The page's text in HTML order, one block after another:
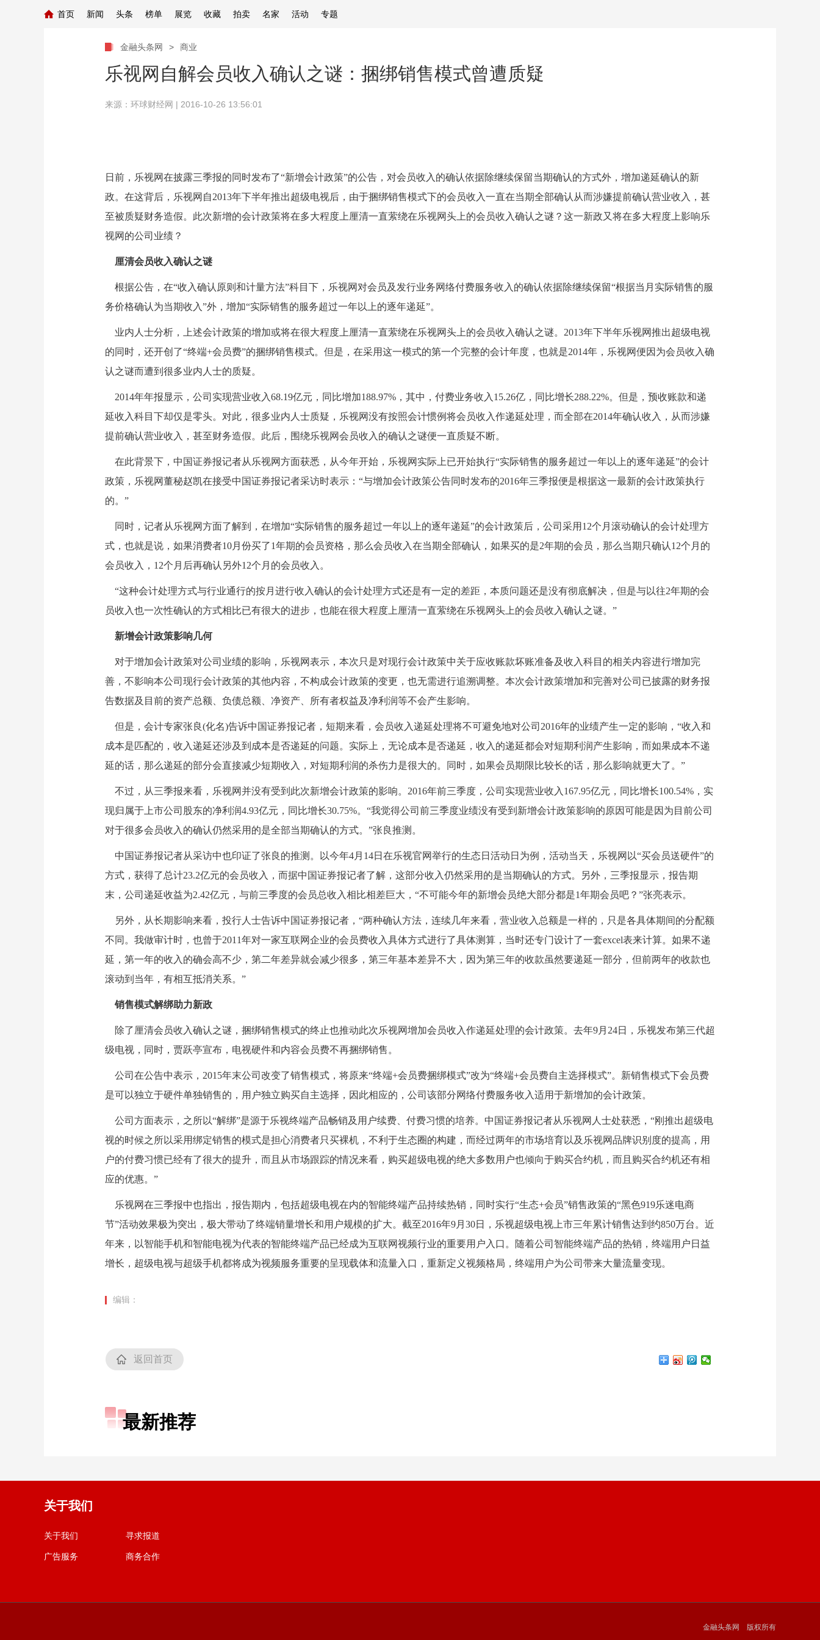
首页 新闻 头条 榜单 展览 收藏 拍卖 名家 活动 专题
金融头条网 > 商业
乐视网自解会员收入确认之谜：捆绑销售模式曾遭质疑
来源： 环球财经网 | 2016-10-26 13:56:01
日前，乐视网在披露三季报的同时发布了“新增会计政策”的公告，对会员收入的确认依据除继续保留当期确认的方式外，增加递延确认的新
政。在这背后，乐视网自2013年下半年推出超级电视后，由于捆绑销售模式下的会员收入一直在当期全部确认从而涉嫌提前确认营业收入，甚
至被质疑财务造假。此次新增的会计政策将在多大程度上厘清一直萦绕在乐视网头上的会员收入确认之谜？这一新政又将在多大程度上影响乐
视网的公司业绩？
厘清会员收入确认之谜
根据公告，在“收入确认原则和计量方法”科目下，乐视网对会员及发行业务网络付费服务收入的确认依据除继续保留“根据当月实际销售的服
务价格确认为当期收入”外，增加“实际销售的服务超过一年以上的逐年递延”。
业内人士分析，上述会计政策的增加或将在很大程度上厘清一直萦绕在乐视网头上的会员收入确认之谜。2013年下半年乐视网推出超级电视
的同时，还开创了“终端+会员费”的捆绑销售模式。但是，在采用这一模式的第一个完整的会计年度，也就是2014年，乐视网便因为会员收入确
认之谜而遭到很多业内人士的质疑。
2014年年报显示，公司实现营业收入68.19亿元，同比增加188.97%，其中，付费业务收入15.26亿，同比增长288.22%。但是，预收账款和递
延收入科目下却仅是零头。对此，很多业内人士质疑，乐视网没有按照会计惯例将会员收入作递延处理，而全部在2014年确认收入，从而涉嫌
提前确认营业收入，甚至财务造假。此后，围绕乐视网会员收入的确认之谜便一直质疑不断。
在此背景下，中国证券报记者从乐视网方面获悉，从今年开始，乐视网实际上已开始执行“实际销售的服务超过一年以上的逐年递延”的会计
政策，乐视网董秘赵凯在接受中国证券报记者采访时表示：“与增加会计政策公告同时发布的2016年三季报便是根据这一最新的会计政策执行
的。”
同时，记者从乐视网方面了解到，在增加“实际销售的服务超过一年以上的逐年递延”的会计政策后，公司采用12个月滚动确认的会计处理方
式，也就是说，如果消费者10月份买了1年期的会员资格，那么会员收入在当期全部确认，如果买的是2年期的会员，那么当期只确认12个月的
会员收入，12个月后再确认另外12个月的会员收入。
“这种会计处理方式与行业通行的按月进行收入确认的会计处理方式还是有一定的差距，本质问题还是没有彻底解决，但是与以往2年期的会
员收入也一次性确认的方式相比已有很大的进步，也能在很大程度上厘清一直萦绕在乐视网头上的会员收入确认之谜。”
新增会计政策影响几何
对于增加会计政策对公司业绩的影响，乐视网表示，本次只是对现行会计政策中关于应收账款坏账准备及收入科目的相关内容进行增加完
善，不影响本公司现行会计政策的其他内容，不构成会计政策的变更，也无需进行追溯调整。本次会计政策增加和完善对公司已披露的财务报
告数据及目前的资产总额、负债总额、净资产、所有者权益及净利润等不会产生影响。
但是，会计专家张良(化名)告诉中国证券报记者，短期来看，会员收入递延处理将不可避免地对公司2016年的业绩产生一定的影响，“收入和
成本是匹配的，收入递延还涉及到成本是否递延的问题。实际上，无论成本是否递延，收入的递延都会对短期利润产生影响，而如果成本不递
延的话，那么递延的部分会直接减少短期收入，对短期利润的杀伤力是很大的。同时，如果会员期限比较长的话，那么影响就更大了。”
不过，从三季报来看，乐视网并没有受到此次新增会计政策的影响。2016年前三季度，公司实现营业收入167.95亿元，同比增长100.54%，实
现归属于上市公司股东的净利润4.93亿元，同比增长30.75%。“我觉得公司前三季度业绩没有受到新增会计政策影响的原因可能是因为目前公司
对于很多会员收入的确认仍然采用的是全部当期确认的方式。”张良推测。
中国证券报记者从采访中也印证了张良的推测。以今年4月14日在乐视官网举行的生态日活动日为例，活动当天，乐视网以“买会员送硬件”的
方式，获得了总计23.2亿元的会员收入，而据中国证券报记者了解，这部分收入仍然采用的是当期确认的方式。另外，三季报显示，报告期
末，公司递延收益为2.42亿元，与前三季度的会员总收入相比相差巨大，“不可能今年的新增会员绝大部分都是1年期会员吧？”张亮表示。
另外，从长期影响来看，投行人士告诉中国证券报记者，“两种确认方法，连续几年来看，营业收入总额是一样的，只是各具体期间的分配额
不同。我做审计时，也曾于2011年对一家互联网企业的会员费收入具体方式进行了具体测算，当时还专门设计了一套excel表来计算。如果不递
延，第一年的收入的确会高不少，第二年差异就会减少很多，第三年基本差异不大，因为第三年的收款虽然要递延一部分，但前两年的收款也
滚动到当年，有相互抵消关系。”
销售模式解绑助力新政
除了厘清会员收入确认之谜，捆绑销售模式的终止也推动此次乐视网增加会员收入作递延处理的会计政策。去年9月24日，乐视发布第三代超
级电视，同时，贾跃亭宣布，电视硬件和内容会员费不再捆绑销售。
公司在公告中表示，2015年末公司改变了销售模式，将原来“终端+会员费捆绑模式”改为“终端+会员费自主选择模式”。新销售模式下会员费
是可以独立于硬件单独销售的，用户独立购买自主选择，因此相应的，公司该部分网络付费服务收入适用于新增加的会计政策。
公司方面表示，之所以“解绑”是源于乐视终端产品畅销及用户续费、付费习惯的培养。中国证券报记者从乐视网人士处获悉，“刚推出超级电
视的时候之所以采用绑定销售的模式是担心消费者只买裸机，不利于生态圈的构建，而经过两年的市场培育以及乐视网品牌识别度的提高，用
户的付费习惯已经有了很大的提升，而且从市场跟踪的情况来看，购买超级电视的绝大多数用户也倾向于购买合约机，而且购买合约机还有相
应的优惠。”
乐视网在三季报中也指出，报告期内，包括超级电视在内的智能终端产品持续热销，同时实行“生态+会员”销售政策的“黑色919乐迷电商
节”活动效果极为突出，极大带动了终端销量增长和用户规模的扩大。截至2016年9月30日，乐视超级电视上市三年累计销售达到约850万台。近
年来，以智能手机和智能电视为代表的智能终端产品已经成为互联网视频行业的重要用户入口。随着公司智能终端产品的热销，终端用户日益
增长，超级电视与超级手机都将成为视频服务重要的呈现载体和流量入口，重新定义视频格局，终端用户为公司带来大量流量变现。
编辑：
返回首页
最新推荐
关于我们
关于我们 寻求报道
广告服务 商务合作
金融头条网 版权所有